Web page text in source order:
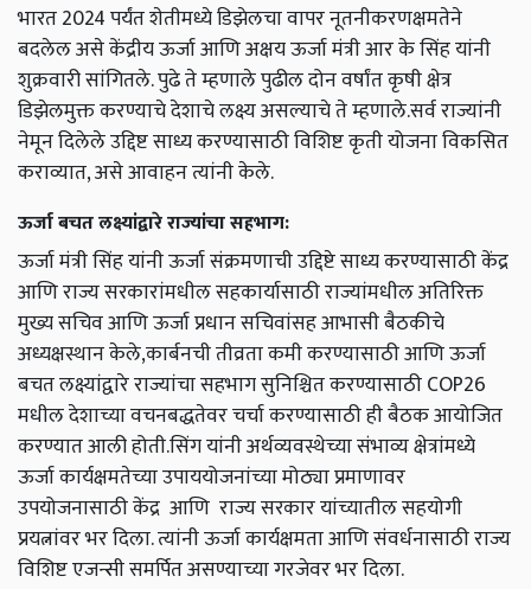
भारत 2024 पर्यंत शेतीमध्ये डिझेलचा वापर नूतनीकरणक्षमतेने
बदलेल असे केंद्रीय ऊर्जा आणि अक्षय ऊर्जा मंत्री आर के सिंह यांनी
शुक्रवारी सांगितले. पुढे ते म्हणाले पुढील दोन वर्षांत कृषी क्षेत्र
डिझेलमुक्त करण्याचे देशाचे लक्ष्य असल्याचे ते म्हणाले.सर्व राज्यांनी
नेमून दिलेले उद्दिष्ट साध्य करण्यासाठी विशिष्ट कृती योजना विकसित
कराव्यात, असे आवाहन त्यांनी केले.
ऊर्जा बचत लक्ष्यांद्वारे राज्यांचा सहभाग:
ऊर्जा मंत्री सिंह यांनी ऊर्जा संक्रमणाची उद्दिष्टे साध्य करण्यासाठी केंद्र
आणि राज्य सरकारांमधील सहकार्यासाठी राज्यांमधील अतिरिक्त
मुख्य सचिव आणि ऊर्जा प्रधान सचिवांसह आभासी बैठकीचे
अध्यक्षस्थान केले,कार्बनची तीव्रता कमी करण्यासाठी आणि ऊर्जा
बचत लक्ष्यांद्वारे राज्यांचा सहभाग सुनिश्चित करण्यासाठी COP26
मधील देशाच्या वचनबद्धतेवर चर्चा करण्यासाठी ही बैठक आयोजित
करण्यात आली होती.सिंग यांनी अर्थव्यवस्थेच्या संभाव्य क्षेत्रांमध्ये
ऊर्जा कार्यक्षमतेच्या उपाययोजनांच्या मोठ्या प्रमाणावर
उपयोजनासाठी केंद्र आणि राज्य सरकार यांच्यातील सहयोगी
प्रयत्नांवर भर दिला. त्यांनी ऊर्जा कार्यक्षमता आणि संवर्धनासाठी राज्य
विशिष्ट एजन्सी समर्पित असण्याच्या गरजेवर भर दिला.